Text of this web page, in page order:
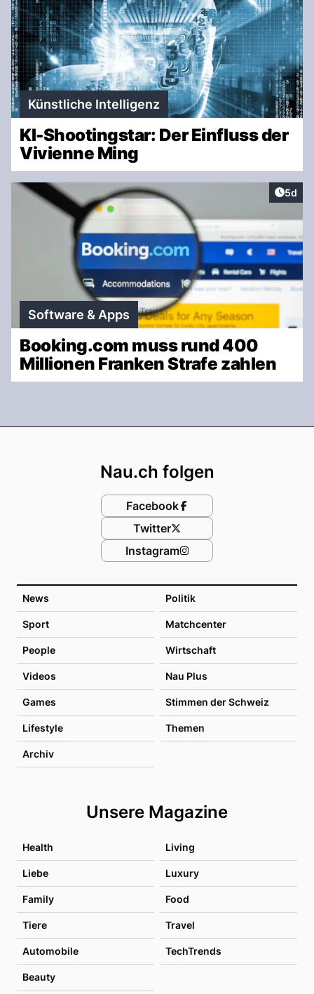
Künstliche Intelligenz
KI-Shootingstar: Der Einfluss der
Vivienne Ming
5d
Software & Apps
Booking.com muss rund 400
Millionen Franken Strafe zahlen
News Politik
Sport Matchcenter
People Wirtschaft
Videos Nau Plus
Games Stimmen der Schweiz
Lifestyle Themen
Archiv
Unsere Magazine
Health Living
Liebe Luxury
Family Food
Tiere Travel
Automobile TechTrends
Beauty
Nau.ch folgen
Facebook
Twitter
Instagram